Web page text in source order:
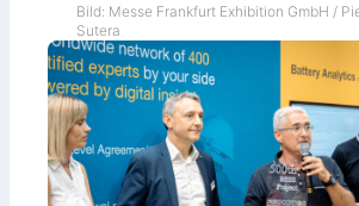
Bild: Messe Frankfurt Exhibition GmbH /
Sutera